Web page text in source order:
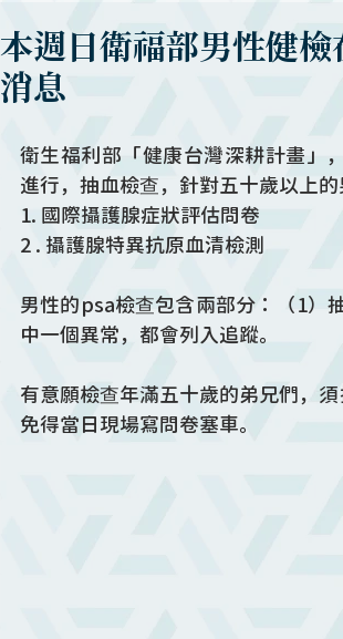
本週日衛福部男性健
消息
衛生福利部「健康台灣深耕計畫」
進行，抽血檢查，針對五十歲以上的
1. 國際攝護腺症狀評估問卷
2 . 攝護腺特異抗原血清檢測
男性的psa檢查包含兩部分：（1）
中一個異常，都會列入追蹤。
有意願檢查年滿五十歲的弟兄們，
免得當日現場寫問卷塞車。